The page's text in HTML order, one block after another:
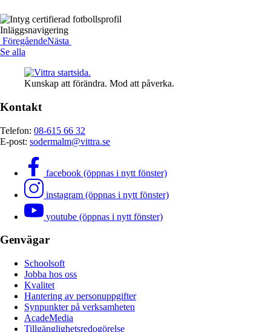
Inläggsnavigering
FöregåendeNästa
Se alla
Kunskap att förändra. Mod att påverka.
Kontakt
Telefon: 08-615 66 32
E-post: sodermalm@vittra.se
facebook (öppnas i nytt fönster)
instagram (öppnas i nytt fönster)
youtube (öppnas i nytt fönster)
Genvägar
Schoolsoft
Jobba hos oss
Kvalitet
Hantering av personuppgifter
Synpunkter på verksamheten
AcadeMedia
Tillgänglighetsredogörelse